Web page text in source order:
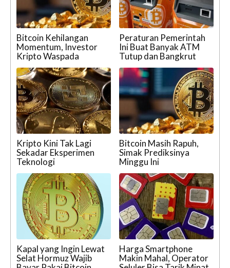
Bitcoin Kehilangan
Momentum, Investor
Kripto Waspada
Peraturan Pemerintah
Ini Buat Banyak ATM
Tutup dan Bangkrut
Kripto Kini Tak Lagi
Sekadar Eksperimen
Teknologi
Bitcoin Masih Rapuh,
Simak Prediksinya
Minggu Ini
Kapal yang Ingin Lewat
Selat Hormuz Wajib
Harga Smartphone
Makin Mahal, Operator